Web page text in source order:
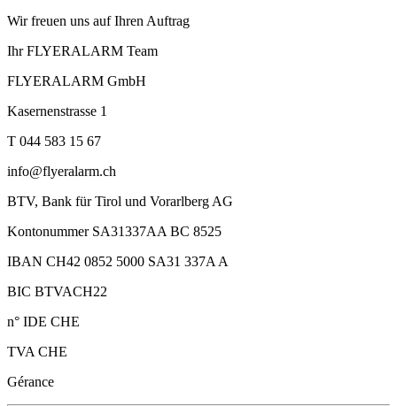
Wir freuen uns auf Ihren Auftrag
Ihr FLYERALARM Team
FLYERALARM GmbH
Kasernenstrasse 1
T 044 583 15 67
info@flyeralarm.ch
BTV, Bank für Tirol und Vorarlberg AG
Kontonummer SA31337AA BC 8525
IBAN CH42 0852 5000 SA31 337A A
BIC BTVACH22
n° IDE CHE
TVA CHE
Gérance